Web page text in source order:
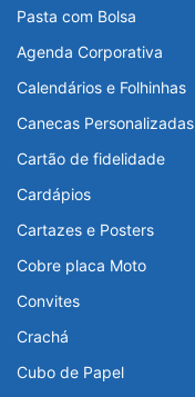
Pasta com Bolsa
Agenda Corporativa
Calendários e Folhinhas
Canecas Personalizadas
Cartão de fidelidade
Cardápios
Cartazes e Posters
Cobre placa Moto
Convites
Crachá
Cubo de Papel